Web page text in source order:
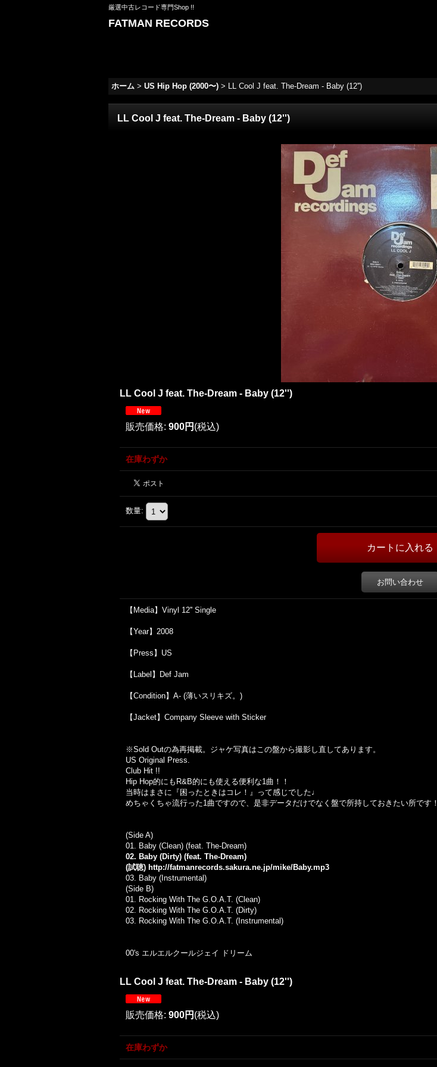
厳選中古レコード専門Shop !!
FATMAN RECORDS
ホーム > US Hip Hop (2000〜) > LL Cool J feat. The-Dream - Baby (12'')
LL Cool J feat. The-Dream - Baby (12'')
LL Cool J feat. The-Dream - Baby (12'')
販売価格: 900円 (税込)
在庫わずか
数量:
お問い合わせ
【Media】Vinyl 12'' Single
【Year】2008
【Press】US
【Label】Def Jam
【Condition】A- (薄いスリキズ。)
【Jacket】Company Sleeve with Sticker
※Sold Outの為再掲載。ジャケ写真はこの盤から撮影し直してあります。
US Original Press.
Club Hit !!
Hip Hop的にもR&B的にも使える便利な1曲！！
当時はまさに『困ったときはコレ！』って感じでした♩
めちゃくちゃ流行った1曲ですので、是非データだけでなく盤で所持しておきたい所です！
(Side A)
01. Baby (Clean) (feat. The-Dream)
02. Baby (Dirty) (feat. The-Dream)
(試聴) http://fatmanrecords.sakura.ne.jp/mike/Baby.mp3
03. Baby (Instrumental)
(Side B)
01. Rocking With The G.O.A.T. (Clean)
02. Rocking With The G.O.A.T. (Dirty)
03. Rocking With The G.O.A.T. (Instrumental)
00's エルエルクールジェイ ドリーム
LL Cool J feat. The-Dream - Baby (12'')
販売価格: 900円 (税込)
在庫わずか